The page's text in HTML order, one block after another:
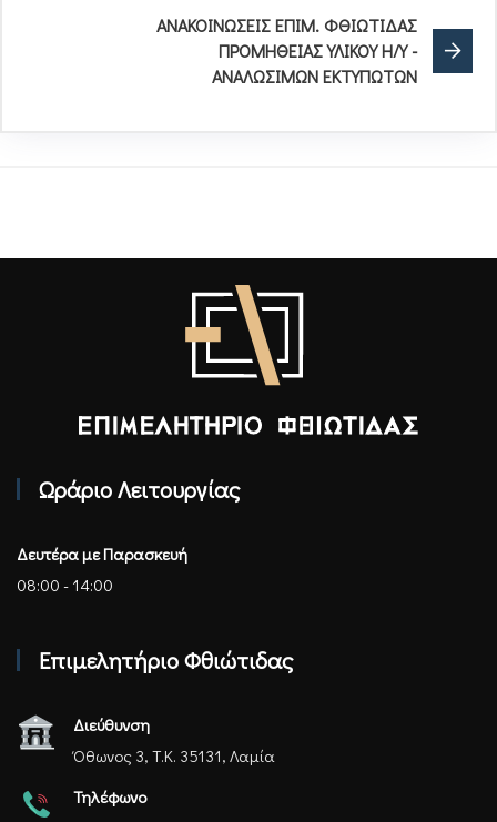
ΑΝΑΚΟΙΝΩΣΕΙΣ ΕΠΙΜ. ΦΘΙΩΤΙΔΑΣ
ΠΡΟΜΗΘΕΙΑΣ ΥΛΙΚΟΥ Η/Υ -
ΑΝΑΛΩΣΙΜΩΝ ΕΚΤΥΠΩΤΩΝ
Ωράριο Λειτουργίας
Δευτέρα με Παρασκευή
08:00 - 14:00
Επιμελητήριο Φθιώτιδας
Διεύθυνση
Όθωνος 3, Τ.Κ. 35131, Λαμία
Τηλέφωνο